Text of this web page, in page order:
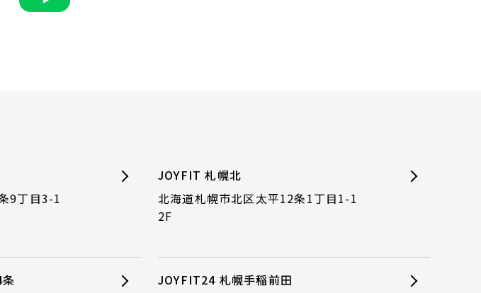
9丁目3-1
JOYFIT 札幌北
北海道札幌市北区太平12条1丁目1-1
2F
JOYFIT24 札幌手稲前田